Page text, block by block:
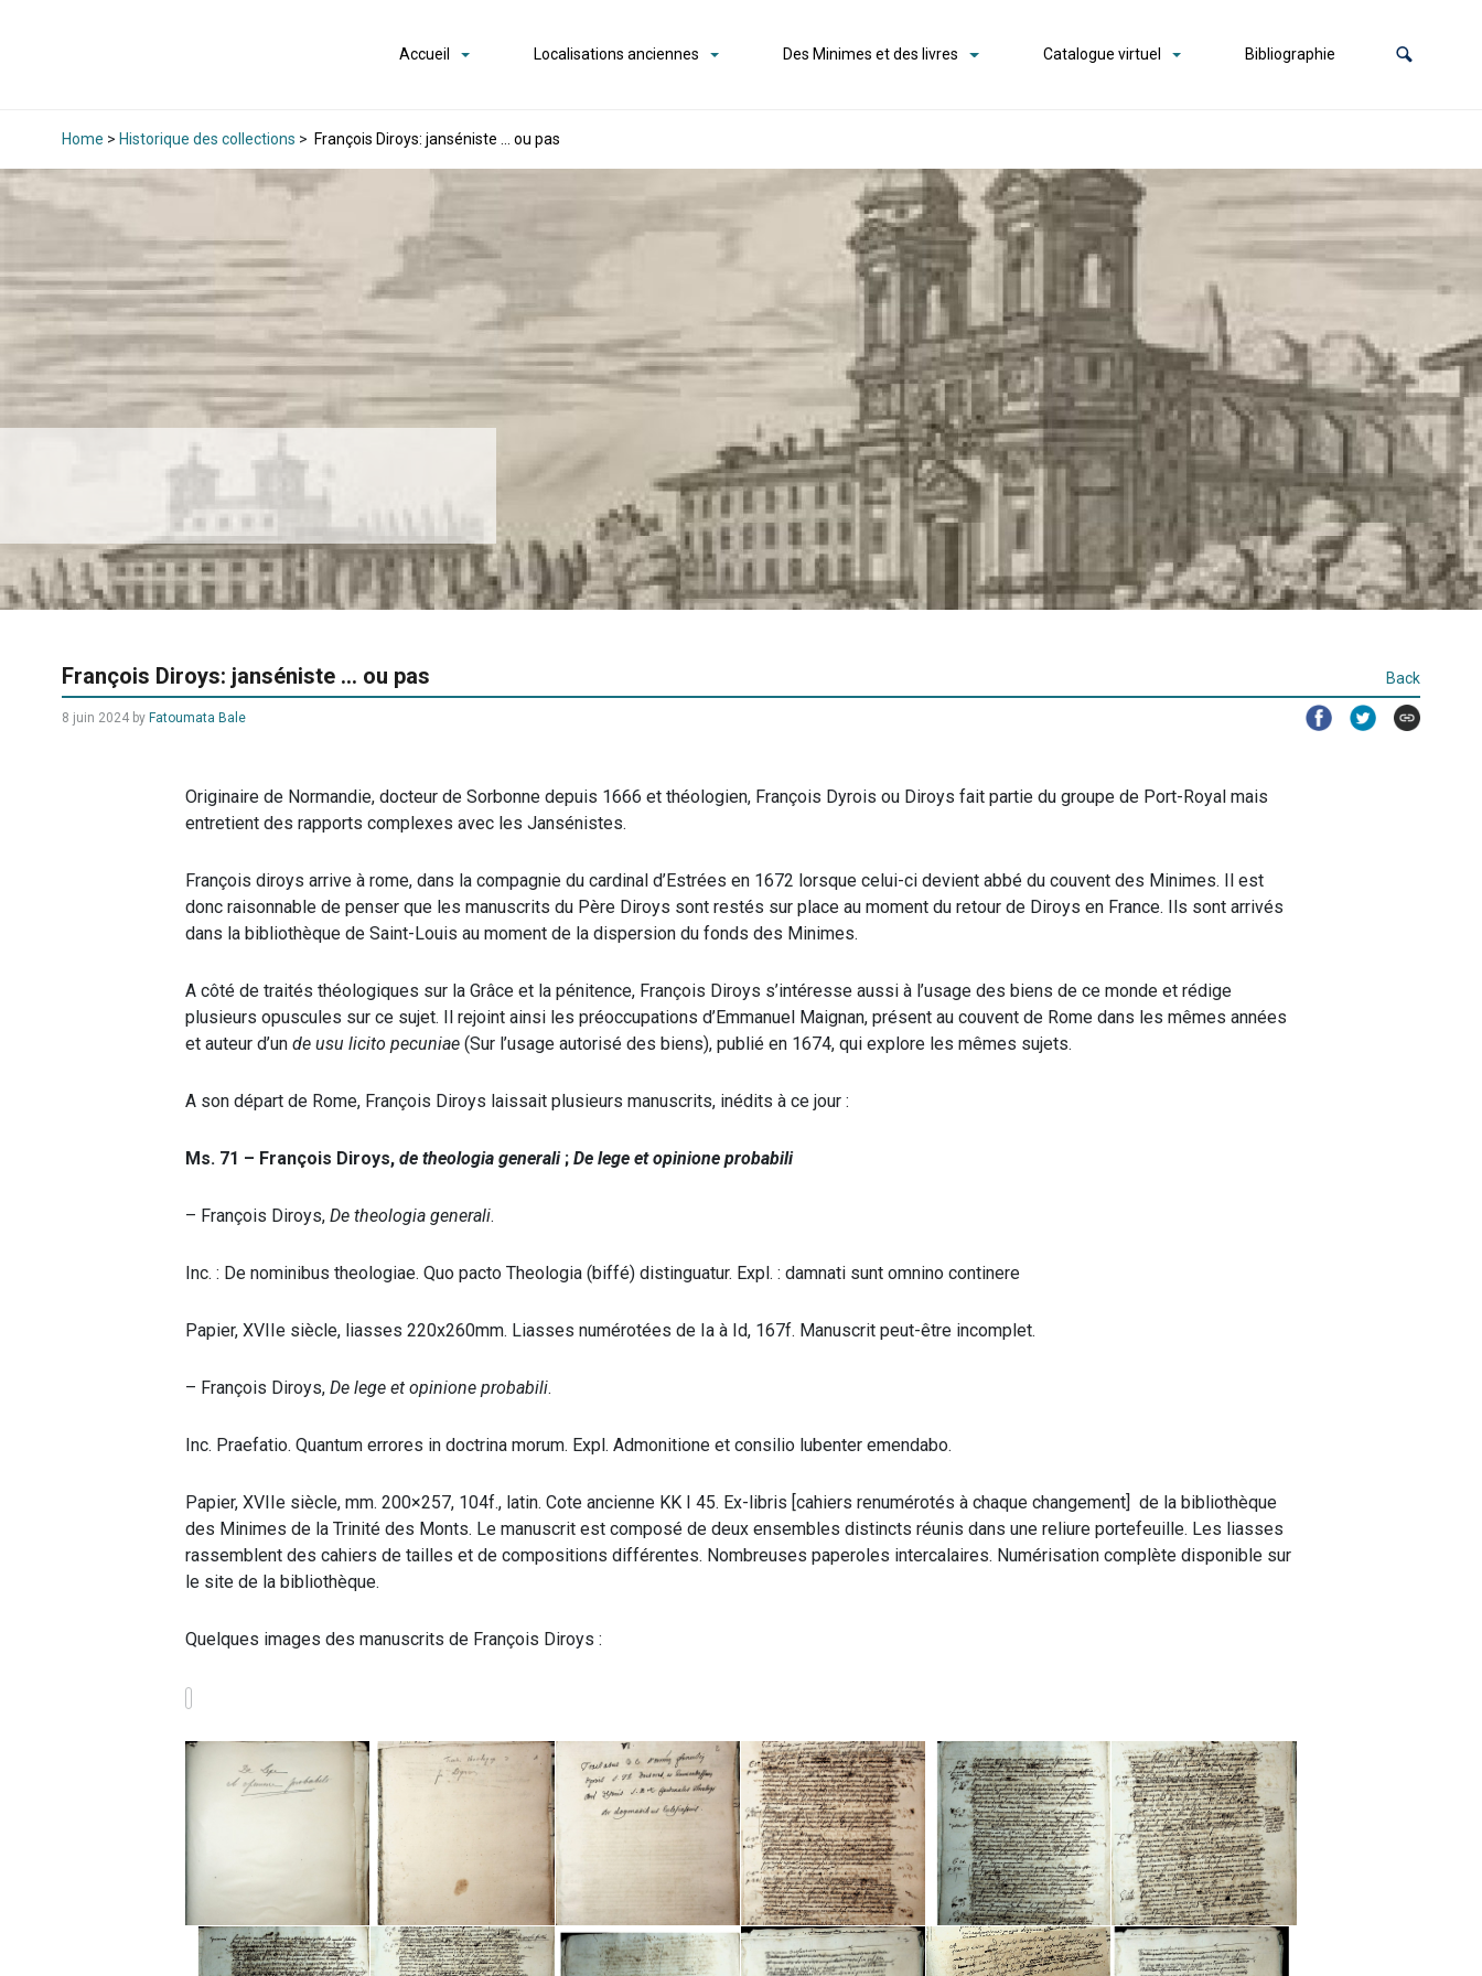
Accueil Localisations anciennes Des Minimes et des livres Catalogue virtuel Bibliographie
Home > Historique des collections > François Diroys: janséniste … ou pas
François Diroys: janséniste … ou pas Back
8 juin 2024 by Fatoumata Bale
Originaire de Normandie, docteur de Sorbonne depuis 1666 et théologien, François Dyrois ou Diroys fait partie du groupe de Port-Royal mais
entretient des rapports complexes avec les Jansénistes.
François diroys arrive à rome, dans la compagnie du cardinal d’Estrées en 1672 lorsque celui-ci devient abbé du couvent des Minimes. Il est
donc raisonnable de penser que les manuscrits du Père Diroys sont restés sur place au moment du retour de Diroys en France. Ils sont arrivés
dans la bibliothèque de Saint-Louis au moment de la dispersion du fonds des Minimes.
A côté de traités théologiques sur la Grâce et la pénitence, François Diroys s’intéresse aussi à l’usage des biens de ce monde et rédige
plusieurs opuscules sur ce sujet. Il rejoint ainsi les préoccupations d’Emmanuel Maignan, présent au couvent de Rome dans les mêmes années
et auteur d’un de usu licito pecuniae (Sur l’usage autorisé des biens), publié en 1674, qui explore les mêmes sujets.
A son départ de Rome, François Diroys laissait plusieurs manuscrits, inédits à ce jour :
Ms. 71 – François Diroys, de theologia generali ; De lege et opinione probabili
– François Diroys, De theologia generali.
Inc. : De nominibus theologiae. Quo pacto Theologia (biffé) distinguatur. Expl. : damnati sunt omnino continere
Papier, XVIIe siècle, liasses 220x260mm. Liasses numérotées de Ia à Id, 167f. Manuscrit peut-être incomplet.
– François Diroys, De lege et opinione probabili.
Inc. Praefatio. Quantum errores in doctrina morum. Expl. Admonitione et consilio lubenter emendabo.
Papier, XVIIe siècle, mm. 200×257, 104f., latin. Cote ancienne KK I 45. Ex-libris [cahiers renumérotés à chaque changement] de la bibliothèque
des Minimes de la Trinité des Monts. Le manuscrit est composé de deux ensembles distincts réunis dans une reliure portefeuille. Les liasses
rassemblent des cahiers de tailles et de compositions différentes. Nombreuses paperoles intercalaires. Numérisation complète disponible sur
le site de la bibliothèque.
Quelques images des manuscrits de François Diroys :